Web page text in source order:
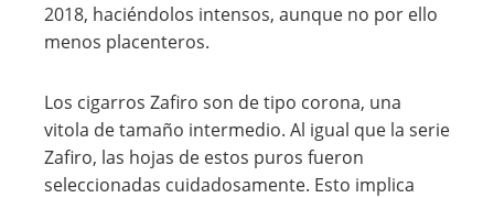
2018, haciéndolos intensos, aunque no por ello
menos placenteros.
Los cigarros Zafiro son de tipo corona, una
vitola de tamaño intermedio. Al igual que la serie
Zafiro, las hojas de estos puros fueron
seleccionadas cuidadosamente. Esto implica